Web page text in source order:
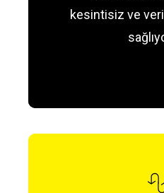
kesintisiz ve